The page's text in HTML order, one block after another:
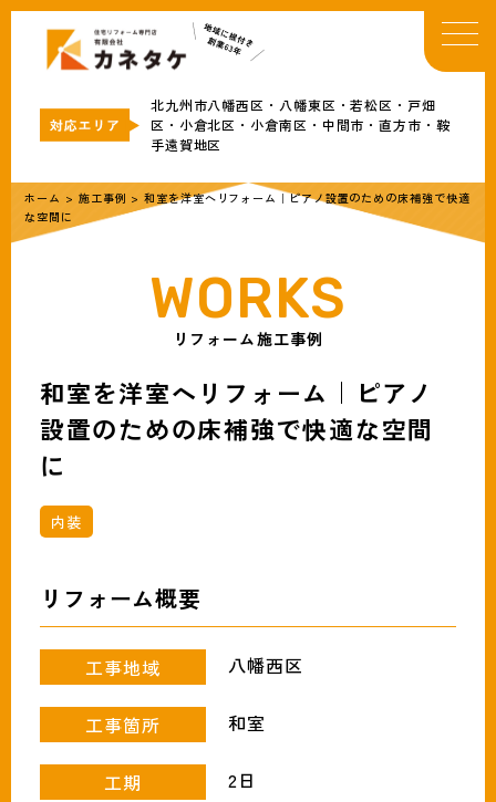
TOP
イベント・お知らせ
カネタケについて
補助金情報
リフォームメニュー
会社概要
無料見積・お問合わせ
北九州市八幡西区・八幡東区・若松区・戸畑
区・小倉北区・小倉南区・中間市・直方市・鞍
手遠賀地区
ホーム > 施工事例 >和室を洋室へリフォーム｜ピアノ設置のための床補強で快適
な空間に
リフォーム施工事例
和室を洋室へリフォーム｜ピアノ
設置のための床補強で快適な空間
に
内装
リフォーム概要
工事地域 八幡西区
工事箇所 和室
工期 2日